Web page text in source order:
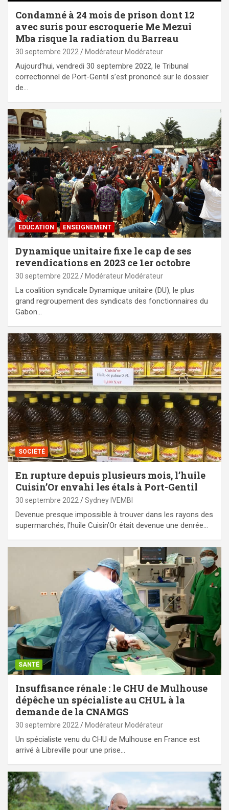
Condamné à 24 mois de prison dont 12
avec suris pour escroquerie Me Mezui
Mba risque la radiation du Barreau
30 septembre 2022 Modérateur Modérateur
Aujourd’hui, vendredi 30 septembre 2022, le Tribunal
correctionnel de Port-Gentil s’est prononcé sur le dossier
de…
EDUCATION ENSEIGNEMENT
Dynamique unitaire fixe le cap de ses
revendications en 2023 ce 1er octobre
30 septembre 2022 Modérateur Modérateur
La coalition syndicale Dynamique unitaire (DU), le plus
grand regroupement des syndicats des fonctionnaires du
Gabon…
SOCIÉTÉ
En rupture depuis plusieurs mois, l’huile
Cuisin’Or envahi les étals à Port-Gentil
30 septembre 2022 Sydney IVEMBI
Devenue presque impossible à trouver dans les rayons des
supermarchés, l’huile Cuisin’Or était devenue une denrée…
SANTÉ
Insuffisance rénale : le CHU de Mulhouse
dépêche un spécialiste au CHUL à la
demande de la CNAMGS
30 septembre 2022 Modérateur Modérateur
Un spécialiste venu du CHU de Mulhouse en France est
arrivé à Libreville pour une prise…